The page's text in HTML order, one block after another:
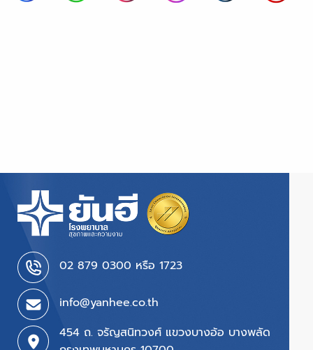
02 879 0300 หรือ 1723
info@yanhee.co.th
454 ถ. จรัญสนิทวงศ์ แขวงบางอ้อ บางพลัด